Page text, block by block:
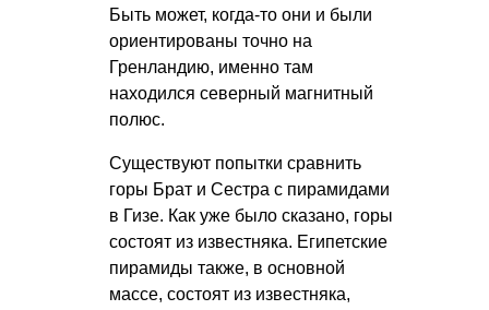
Быть может, когда-то они и были
ориентированы точно на
Гренландию, именно там
находился северный магнитный
полюс.
Существуют попытки сравнить
горы Брат и Сестра с пирамидами
в Гизе. Как уже было сказано, горы
состоят из известняка. Египетские
пирамиды также, в основной
массе, состоят из известняка,